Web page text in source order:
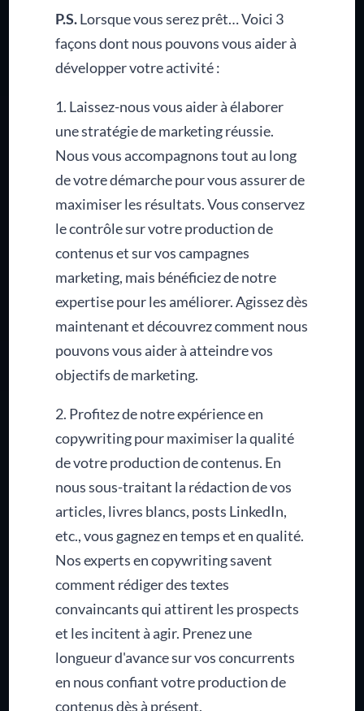
P.S.Lorsque vous serez prêt… Voici 3
façons dont nous pouvons vous aider à
développer votre activité :
1. Laissez-nous vous aider à élaborer
une stratégie de marketing réussie.
Nous vous accompagnons tout au long
de votre démarche pour vous assurer de
maximiser les résultats. Vous conservez
le contrôle sur votre production de
contenus et sur vos campagnes
marketing, mais bénéficiez de notre
expertise pour les améliorer. Agissez dès
maintenant et découvrez comment nous
pouvons vous aider à atteindre vos
objectifs de marketing.
2. Profitez de notre expérience en
copywriting pour maximiser la qualité
de votre production de contenus. En
nous sous-traitant la rédaction de vos
articles, livres blancs, posts LinkedIn,
etc., vous gagnez en temps et en qualité.
Nos experts en copywriting savent
comment rédiger des textes
convaincants qui attirent les prospects
et les incitent à agir. Prenez une
longueur d'avance sur vos concurrents
en nous confiant votre production de
contenus dès à présent.